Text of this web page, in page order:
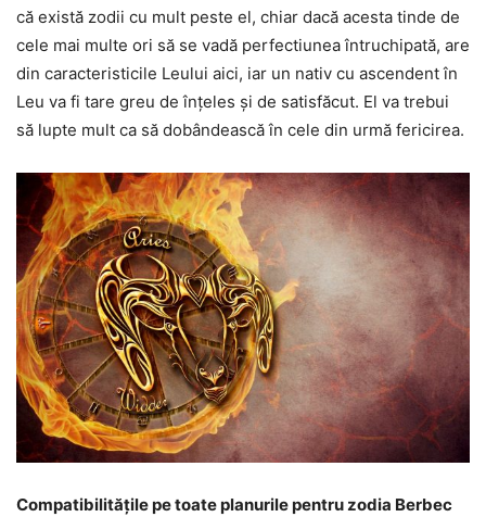
că există zodii cu mult peste el, chiar dacă acesta tinde de
cele mai multe ori să se vadă perfectiunea întruchipată, are
din caracteristicile Leului aici, iar un nativ cu ascendent în
Leu va fi tare greu de înțeles și de satisfăcut. El va trebui
să lupte mult ca să dobândească în cele din urmă fericirea.
Compatibilitățile pe toate planurile pentru zodia Berbec